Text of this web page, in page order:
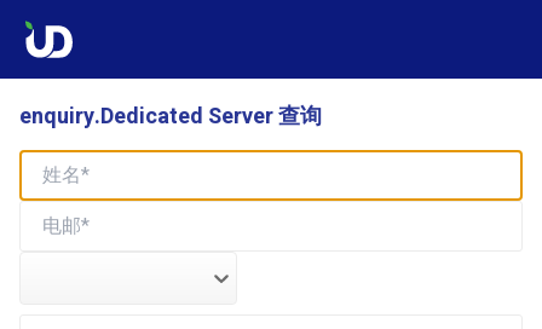
enquiry.Dedicated Server 查询